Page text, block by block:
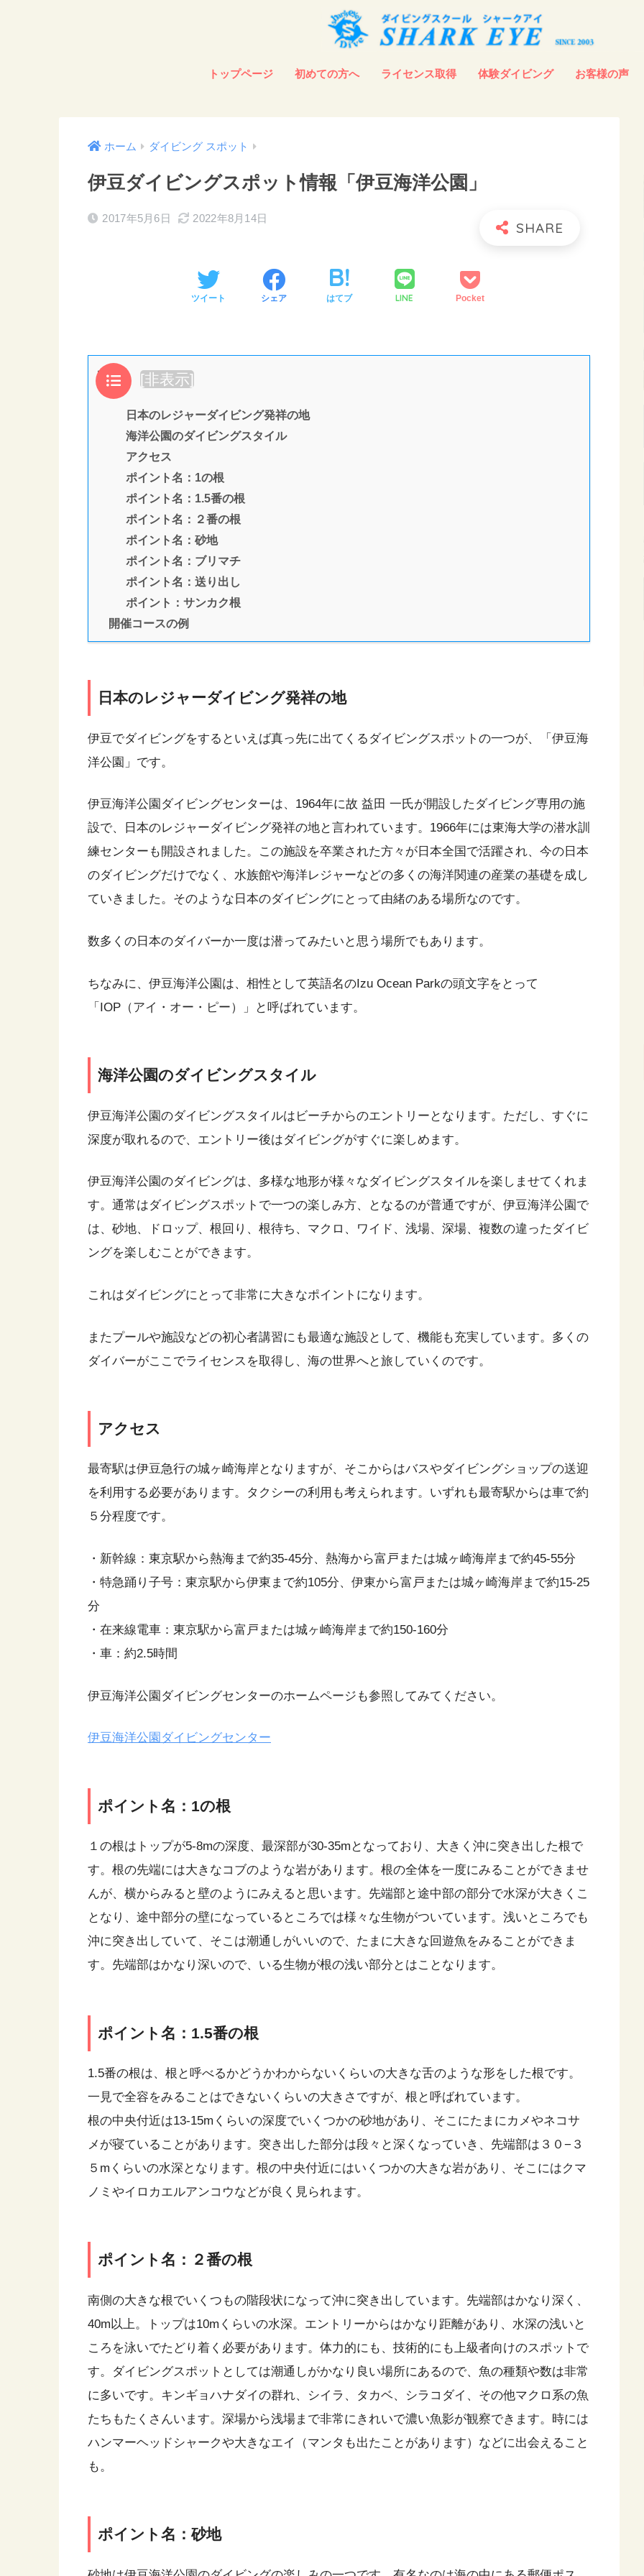
トップページ 初めての方へ ライセンス取得 体験ダイビング お客様の声
ホーム ダイビング スポット
伊豆ダイビングスポット情報「伊豆海洋公園」
2017年5月6日 2022年8月14日
ツイート シェア はてブ LINE Pocket
目次 [非表示]
日本のレジャーダイビング発祥の地
海洋公園のダイビングスタイル
アクセス
ポイント名：1の根
ポイント名：1.5番の根
ポイント名：２番の根
ポイント名：砂地
ポイント名：ブリマチ
ポイント名：送り出し
ポイント：サンカク根
開催コースの例
日本のレジャーダイビング発祥の地
伊豆でダイビングをするといえば真っ先に出てくるダイビングスポットの一つが、「伊豆海
洋公園」です。
伊豆海洋公園ダイビングセンターは、1964年に故 益田 一氏が開設したダイビング専用の施
設で、日本のレジャーダイビング発祥の地と言われています。1966年には東海大学の潜水訓
練センターも開設されました。この施設を卒業された方々が日本全国で活躍され、今の日本
のダイビングだけでなく、水族館や海洋レジャーなどの多くの海洋関連の産業の基礎を成し
ていきました。そのような日本のダイビングにとって由緒のある場所なのです。
数多くの日本のダイバーか一度は潜ってみたいと思う場所でもあります。
ちなみに、伊豆海洋公園は、相性として英語名のIzu Ocean Parkの頭文字をとって
「IOP（アイ・オー・ピー）」と呼ばれています。
海洋公園のダイビングスタイル
伊豆海洋公園のダイビングスタイルはビーチからのエントリーとなります。ただし、すぐに
深度が取れるので、エントリー後はダイビングがすぐに楽しめます。
伊豆海洋公園のダイビングは、多様な地形が様々なダイビングスタイルを楽しませてくれま
す。通常はダイビングスポットで一つの楽しみ方、となるのが普通ですが、伊豆海洋公園で
は、砂地、ドロップ、根回り、根待ち、マクロ、ワイド、浅場、深場、複数の違ったダイビ
ングを楽しむことができます。
これはダイビングにとって非常に大きなポイントになります。
またプールや施設などの初心者講習にも最適な施設として、機能も充実しています。多くの
ダイバーがここでライセンスを取得し、海の世界へと旅していくのです。
アクセス
最寄駅は伊豆急行の城ヶ崎海岸となりますが、そこからはバスやダイビングショップの送迎
を利用する必要があります。タクシーの利用も考えられます。いずれも最寄駅からは車で約
５分程度です。
・新幹線：東京駅から熱海まで約35-45分、熱海から富戸または城ヶ崎海岸まで約45-55分
・特急踊り子号：東京駅から伊東まで約105分、伊東から富戸または城ヶ崎海岸まで約15-25
分
・在来線電車：東京駅から富戸または城ヶ崎海岸まで約150-160分
・車：約2.5時間
伊豆海洋公園ダイビングセンターのホームページも参照してみてください。
伊豆海洋公園ダイビングセンター
ポイント名：1の根
１の根はトップが5-8mの深度、最深部が30-35mとなっており、大きく沖に突き出した根で
す。根の先端には大きなコブのような岩があります。根の全体を一度にみることができませ
んが、横からみると壁のようにみえると思います。先端部と途中部の部分で水深が大きくこ
となり、途中部分の壁になっているところでは様々な生物がついています。浅いところでも
沖に突き出していて、そこは潮通しがいいので、たまに大きな回遊魚をみることができま
す。先端部はかなり深いので、いる生物が根の浅い部分とはことなります。
ポイント名：1.5番の根
1.5番の根は、根と呼べるかどうかわからないくらいの大きな舌のような形をした根です。
一見で全容をみることはできないくらいの大きさですが、根と呼ばれています。
根の中央付近は13-15mくらいの深度でいくつかの砂地があり、そこにたまにカメやネコサ
メが寝ていることがあります。突き出した部分は段々と深くなっていき、先端部は３０−３
５mくらいの水深となります。根の中央付近にはいくつかの大きな岩があり、そこにはクマ
ノミやイロカエルアンコウなどが良く見られます。
ポイント名：２番の根
南側の大きな根でいくつもの階段状になって沖に突き出しています。先端部はかなり深く、
40m以上。トップは10mくらいの水深。エントリーからはかなり距離があり、水深の浅いと
ころを泳いでたどり着く必要があります。体力的にも、技術的にも上級者向けのスポットで
す。ダイビングスポットとしては潮通しがかなり良い場所にあるので、魚の種類や数は非常
に多いです。キンギョハナダイの群れ、シイラ、タカベ、シラコダイ、その他マクロ系の魚
たちもたくさんいます。深場から浅場まで非常にきれいで濃い魚影が観察できます。時には
ハンマーヘッドシャークや大きなエイ（マンタも出たことがあります）などに出会えること
も。
ポイント名：砂地